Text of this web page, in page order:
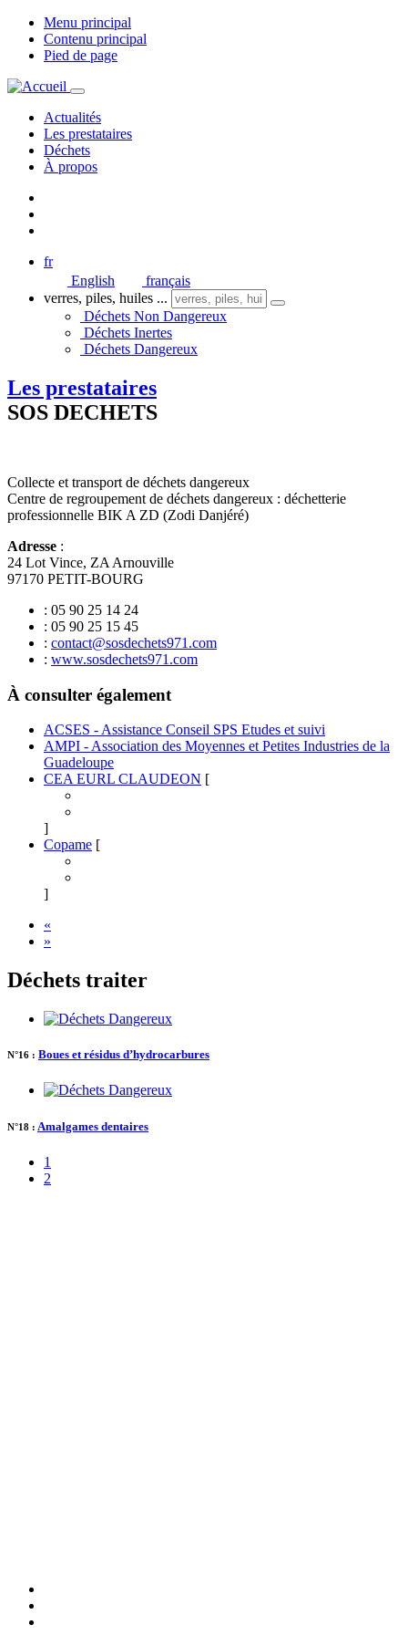
Menu principal
Contenu principal
Pied de page
Actualités
Les prestataires
Déchets
À propos
fr
English
français
verres, piles, huiles ...
Déchets Non Dangereux
Déchets Inertes
Déchets Dangereux
Les prestataires
SOS DECHETS
Collecte et transport de déchets dangereux
Centre de regroupement de déchets dangereux : déchetterie
professionnelle BIK A ZD (Zodi Danjéré)
Adresse :
24 Lot Vince, ZA Arnouville
97170 PETIT-BOURG
: 05 90 25 14 24
: 05 90 25 15 45
: contact@sosdechets971.com
: www.sosdechets971.com
À consulter également
ACSES - Assistance Conseil SPS Etudes et suivi
AMPI - Association des Moyennes et Petites Industries de la
Guadeloupe
CEA EURL CLAUDEON [
]
Copame [
]
«
»
Déchets traiter
N°16 : Boues et résidus d’hydrocarbures
N°18 : Amalgames dentaires
1
2